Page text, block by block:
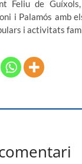
Feliu de
i Palamós amb
i activitats